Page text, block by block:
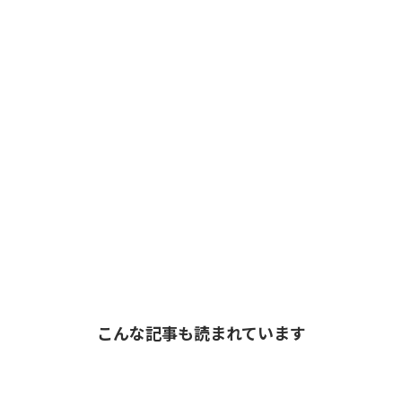
こんな記事も読まれています